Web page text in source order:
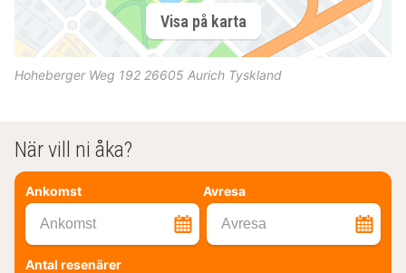
Visa på karta
Hoheberger Weg 192 26605 Aurich Tyskland
När vill ni åka?
Ankomst Avresa
Ankomst Avresa
Antal resenärer